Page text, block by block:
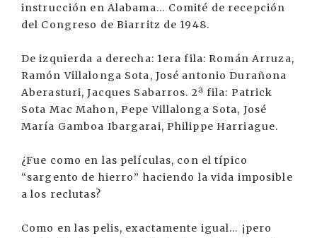
instrucción en Alabama… Comité de recepción
del Congreso de Biarritz de 1948.
De izquierda a derecha: 1era fila: Román Arruza,
Ramón Villalonga Sota, José antonio Durañona
Aberasturi, Jacques Sabarros. 2ª fila: Patrick
Sota Mac Mahon, Pepe Villalonga Sota, José
María Gamboa Ibargarai, Philippe Harriague.
¿Fue como en las películas, con el típico
“sargento de hierro” haciendo la vida imposible
a los reclutas?
Como en las pelis, exactamente igual… ¡pero